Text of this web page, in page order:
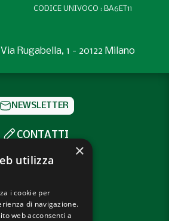
CODICE UNIVOCO : BA6ET11
Rugabella, 1 - 20122 Milano
NEWSLETTER
CONTATTI
SOCIAL
POLICY
POLICY
×
utilizza
i cookie per
di navigazione.
web acconsenti a